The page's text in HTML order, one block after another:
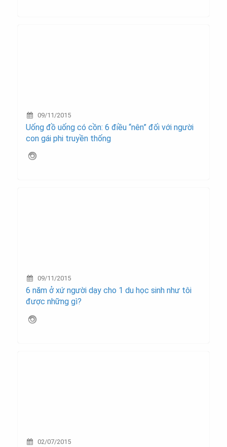
09/11/2015
Uống đồ uống có cồn: 6 điều “nên” đối với người
con gái phi truyền thống
09/11/2015
6 năm ở xứ người dạy cho 1 du học sinh như tôi
được những gì?
02/07/2015